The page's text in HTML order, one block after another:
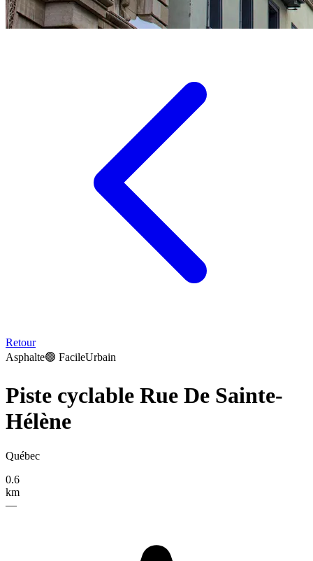
Retour
Asphalte🟢 FacileUrbain
Piste cyclable Rue De Sainte-
Hélène
Québec
0.6
km
—